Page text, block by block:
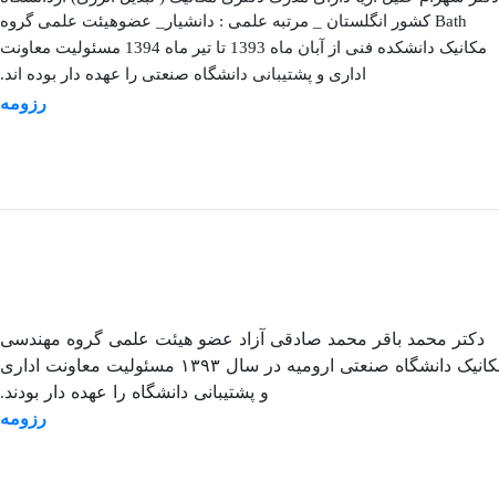
Bath کشور انگلستان _ مرتبه علمی : دانشیار_ عضوهیئت علمی گروه
مکانیک دانشکده فنی از آبان ماه 1393 تا تیر ماه 1394 مسئولیت معاونت
اداری و پشتیبانی دانشگاه صنعتی را عهده دار بوده اند.
رزومه
دکتر محمد باقر محمد صادقی آزاد عضو هیئت علمی گروه مهندسی
مکانیک دانشگاه صنعتی ارومیه در سال ۱۳۹۳ مسئولیت معاونت اداری
و پشتیبانی دانشگاه را عهده دار بودند.
رزومه